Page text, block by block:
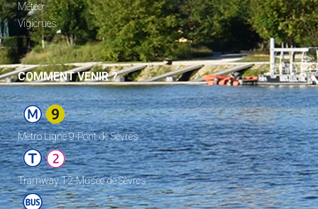
Météo
Vigicrues
COMMENT VENIR ?
Metro Ligne 9-Pont de Sèvres
Tramway T2-Musée de Sèvres